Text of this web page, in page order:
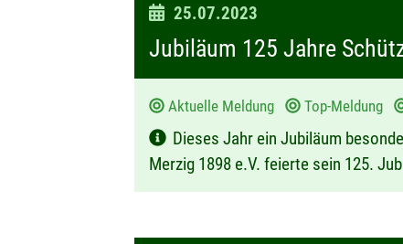
D
a
t
m
25.07.2023
Jubiläum 125 Jahre
Aktuelle Meldung Top-Meldung
Dieses Jahr ein Jubiläum
Merzig 1898 e.V. feierte sein 125.